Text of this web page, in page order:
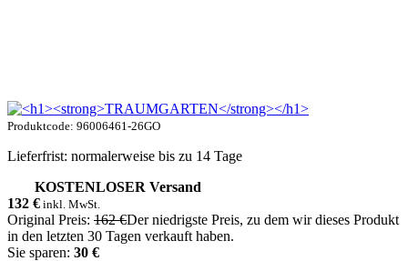
Produktcode: 96006461-26GO
Lieferfrist: normalerweise bis zu 14 Tage
KOSTENLOSER Versand
132 € inkl. MwSt.
Original Preis: 162 €Der niedrigste Preis, zu dem wir dieses Produkt
in den letzten 30 Tagen verkauft haben.
Sie sparen: 30 €